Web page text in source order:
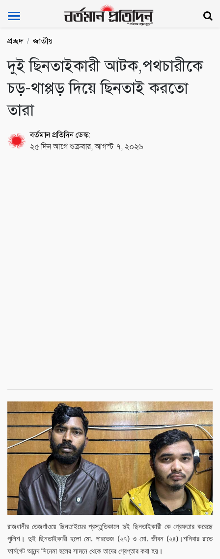
Bartoman Protidin
প্রচ্ছদ জাতীয়
দুই ছিনতাইকারী আটক,পথচারীকে
চড়-থাপ্পড় দিয়ে ছিনতাই করতো
তারা
বর্তমান প্রতিদিন ডেস্ক:
২৫ দিন আগে শুক্রবার, আগস্ট ৭, ২০২৬
রাজধানীর তেজগাঁওয়ে ছিনতাইয়ের প্রস্তুতিকালে দুই ছিনতাইকারী কে গ্রেফতার করেছে
পুলিশ। দুই ছিনতাইকারী হলো মো.পারভেজ (২৭) ও মো. জীবন(২৪)।শনিবার রাতে
ফার্মগেট আনন্দ সিনেমা হলের সামনে থেকে তাদের গ্রেপ্তার করা হয়।